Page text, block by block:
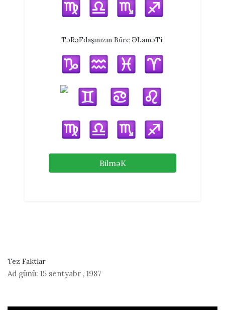
TəRəFdaşınızın Bürc ƏLaməTi:
BilməK
Tez Faktlar
Ad günü: 15 sentyabr , 1987